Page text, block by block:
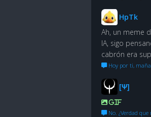
HpTk
Ah, un meme
IA, sigo
cabrón era
Hoy por ti,
[Ψ]
GIF
No. ¿Verdad que